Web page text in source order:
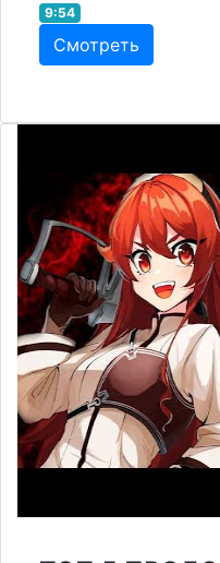
9:54
Смотреть